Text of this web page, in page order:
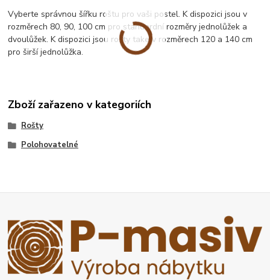
Vyberte správnou šířku roštu pro vaši postel. K dispozici jsou v
rozměrech 80, 90, 100 cm pro standardní rozměry jednolůžek a
dvoulůžek. K dispozici jsou rošty take v rozměrech 120 a 140 cm
pro širší jednolůžka.
Zboží zařazeno v kategoriích
Rošty
Polohovatelné